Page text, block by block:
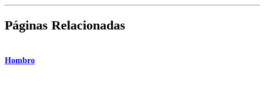
Páginas Relacionadas
Hombro